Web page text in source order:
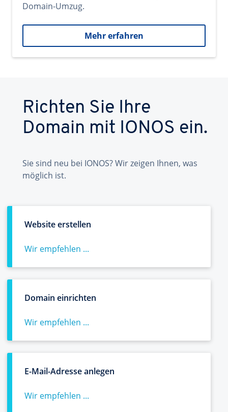
Domain-Umzug.
Mehr erfahren
Richten Sie Ihre
Domain mit IONOS ein.
Sie sind neu bei IONOS? Wir zeigen Ihnen, was
möglich ist.
Website erstellen
Wir empfehlen ...
Domain einrichten
Wir empfehlen ...
E-Mail-Adresse anlegen
Wir empfehlen ...